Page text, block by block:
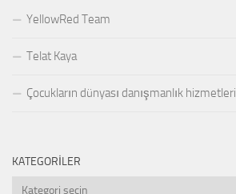
YellowRed Team
Telat Kaya
Çocukların dünyası danışmanlık hizmetleri
KATEGORILER
Kategoriler